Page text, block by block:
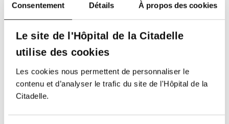
Consentement Détails À propos des cookies
Le site de l'Hôpital de la Citadelle
utilise des cookies
Les cookies nous permettent de personnaliser le
contenu et d’analyser le trafic du site de l'Hôpital de la
Citadelle.
Soutenez notre Fondation
Votre don à la Fondation permet de
financer des projets qui améliorent
directement le bien-être des patients et